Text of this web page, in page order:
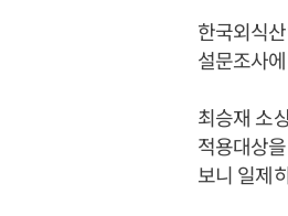
한국외식
설문조사
최승재 소
적용대상
보니 일제